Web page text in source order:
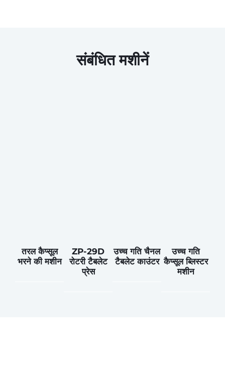
संबंधित मशीनें
तरल कैप्सूल
भरने की मशीन
ZP-29D
रोटरी टैबलेट
प्रेस
उच्च गति चैनल
टैबलेट काउंटर
उच्च गति
कैप्सूल ब्लिस्टर
मशीन